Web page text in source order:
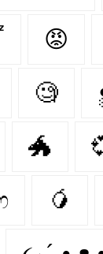
😡
🧐
🐲
🥭